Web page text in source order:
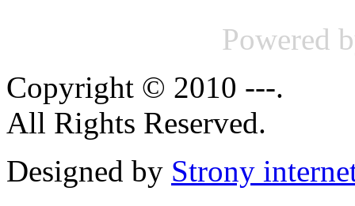
Powered
Copyright © 2010 ---.
All Rights Reserved.
Designed by Strony